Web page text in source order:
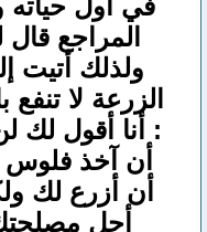
في أول حياته
المراجع
ولذلك أتيت
الزرعة لا
: أنا أقول لك
أن آخذ فلوس
أن أزرع لك
أجل